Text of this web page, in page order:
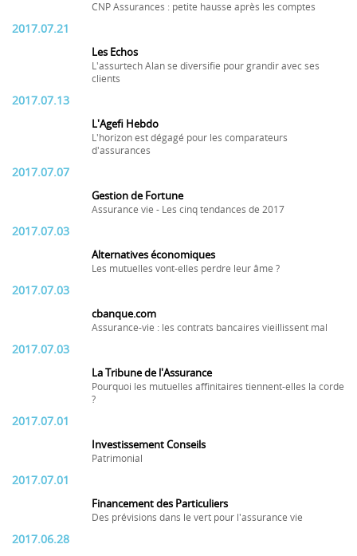
CNP Assurances : petite hausse après les comptes
2017.07.21
Les Echos
L'assurtech Alan se diversifie pour grandir avec ses
clients
2017.07.13
L'Agefi Hebdo
L'horizon est dégagé pour les comparateurs
d'assurances
2017.07.07
Gestion de Fortune
Assurance vie - Les cinq tendances de 2017
2017.07.03
Alternatives économiques
Les mutuelles vont-elles perdre leur âme ?
2017.07.03
cbanque.com
Assurance-vie : les contrats bancaires vieillissent mal
2017.07.03
La Tribune de l'Assurance
Pourquoi les mutuelles affinitaires tiennent-elles la corde
?
2017.07.01
Investissement Conseils
Patrimonial
2017.07.01
Financement des Particuliers
Des prévisions dans le vert pour l'assurance vie
2017.06.28